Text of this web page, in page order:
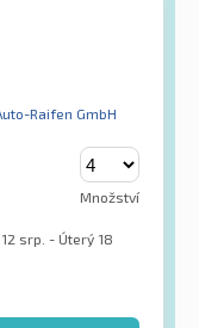
Raifen GmbH
Množství
srp. - Úterý 18